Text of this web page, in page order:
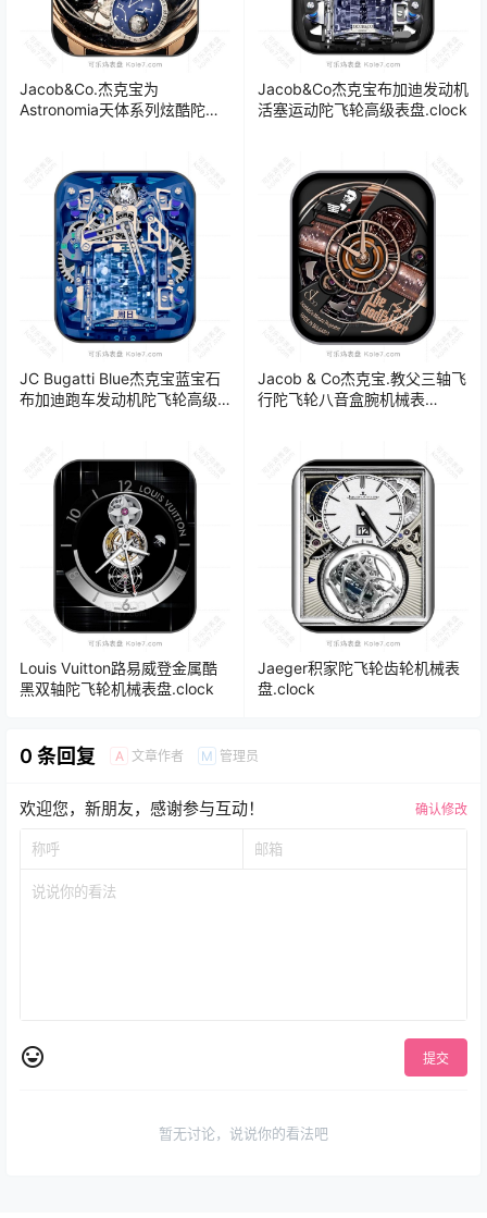
Jacob&Co.杰克宝为
Astronomia天体系列炫酷陀飞
Jacob&Co杰克宝布加迪发动机
活塞运动陀飞轮高级表盘.clock
JC Bugatti Blue杰克宝蓝宝石
布加迪跑车发动机陀飞轮高级
Jacob & Co杰克宝.教父三轴飞
行陀飞轮八音盒腕机械表
Louis Vuitton路易威登金属酷
黑双轴陀飞轮机械表盘.clock
Jaeger积家陀飞轮齿轮机械表
盘.clock
0 条回复 A 文章作者 M 管理员
欢迎您，新朋友，感谢参与互动！ 确认修改
提交
暂无讨论，说说你的看法吧